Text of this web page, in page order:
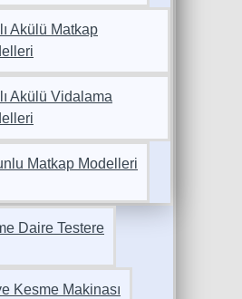
Akülü Matkap
Akülü Vidalama
Matkap Modelleri
Daire Testere
Kesme Makinası